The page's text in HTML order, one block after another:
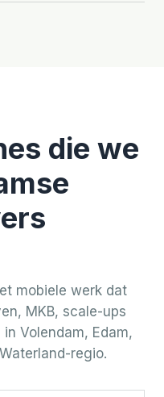
die we
mobiele werk dat
MKB, scale-ups
Volendam, Edam,
regio.